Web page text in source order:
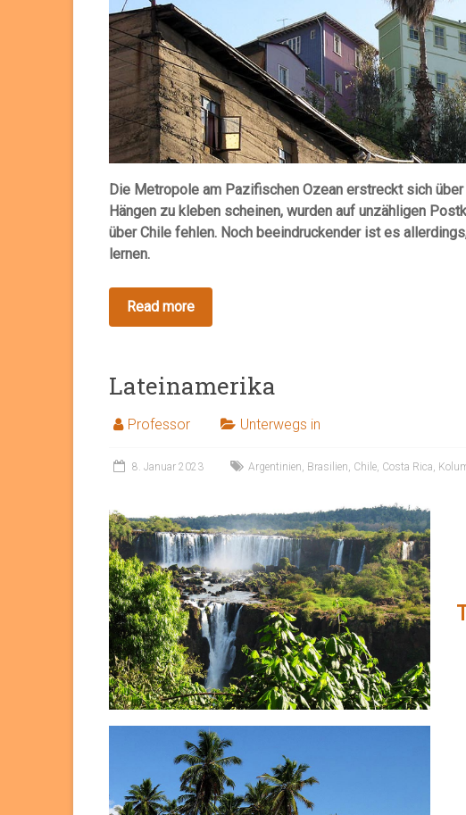
Die Metropole am Pazifischen Ozean erstreckt sich
Hängen zu kleben scheinen, wurden auf unzähligen
über Chile fehlen. Noch beeindruckender ist es
lernen.
Lateinamerika
Professor Unterwegs in
8. Januar 2023 Argentinien, Brasilien, Chile, Costa Rica,